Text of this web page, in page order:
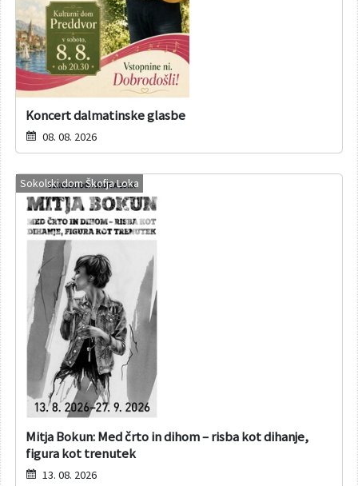
Koncert dalmatinske glasbe
08. 08. 2026
Sokolski dom Škofja Loka
Mitja Bokun: Med črto in dihom – risba kot dihanje,
figura kot trenutek
13. 08. 2026